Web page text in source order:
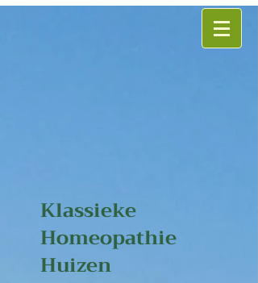
Klassieke
Homeopathie
Huizen